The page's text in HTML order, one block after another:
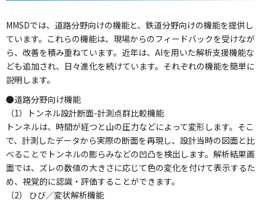
MMSDでは、道路分野向けの機能と、鉄道分野向けの機能を提供し
ています。これらの機能は、現場からのフィードバックを受けなが
ら、改善を積み重ねています。近年は、AIを用いた解析支援機能な
ども追加され、日々進化を続けています。それぞれの機能を簡単に
説明します。
●道路分野向け機能
（1）トンネル設計断面-計測点群比較機能
トンネルは、時間が経つと山の圧力などによって変形します。そこ
で、計測したデータから実際の断面を再現し、設計当時の図面と比
べることでトンネルの膨らみなどの凹凸を検出します。解析結果画
面では、ズレの数値の大きさに応じて色の変化を付けて表示するた
め、視覚的に認識・評価することができます。
（2） ひび／変状解析機能